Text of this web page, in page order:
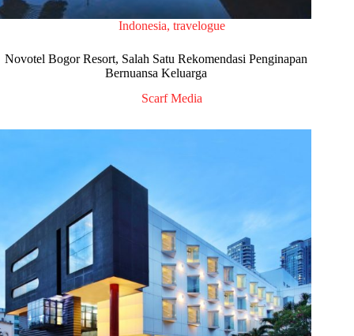
Indonesia, travelogue
Novotel Bogor Resort, Salah Satu Rekomendasi Penginapan
Bernuansa Keluarga
Scarf Media